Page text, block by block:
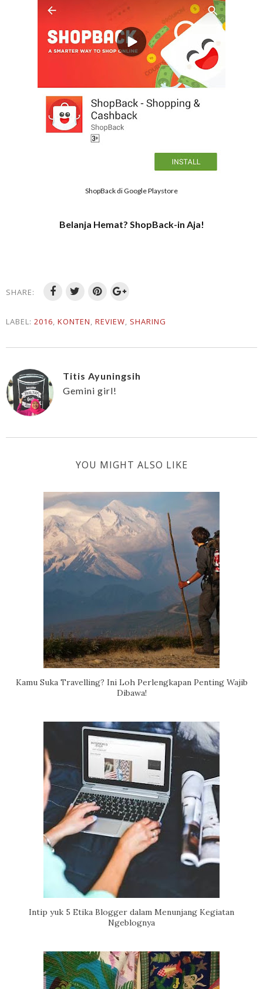
ShopBack di Google Playstore
Belanja Hemat? ShopBack-in Aja!
SHARE:
LABEL: 2016, KONTEN, REVIEW, SHARING
Titis Ayuningsih
Gemini girl!
YOU MIGHT ALSO LIKE
Kamu Suka Travelling? Ini Loh Perlengkapan Penting Wajib
Dibawa!
Intip yuk 5 Etika Blogger dalam Menunjang Kegiatan
Ngeblognya